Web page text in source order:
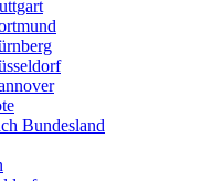
Bundesland